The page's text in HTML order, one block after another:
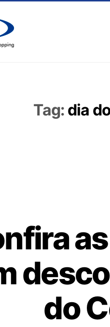
Tag: dia
do